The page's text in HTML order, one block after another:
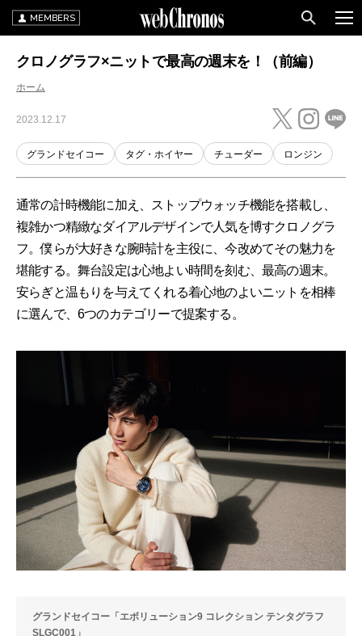
MEMBERS
クロノグラフ×ニットで最高の週末を！（前編）
ホーム
2023.12.17
グランドセイコー タグ・ホイヤー チューダー ロンジン
通常の計時機能に加え、ストップウォッチ機能を搭載し、
複雑かつ精緻なダイアルデザインで人気を博すクロノグラ
フ。僕らが大好きな腕時計を主役に、今改めてその魅力を
堪能する。舞台設定は心地よい時間を刻む、最高の週末。
安らぎと温もりを与えてくれる着心地のよいニットを相棒
に選んで、6つのカテゴリーで提案する。
グランドセイコー「エボリューション9 コレクション テンタグラフ
SLGC001」